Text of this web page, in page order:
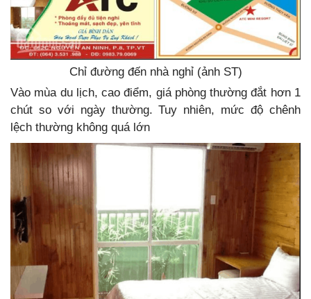
Chỉ đường đến nhà nghỉ (ảnh ST)
Vào mùa du lịch, cao điểm, giá phòng thường đắt hơn 1
chút so với ngày thường. Tuy nhiên, mức độ chênh
lệch thường không quá lớn